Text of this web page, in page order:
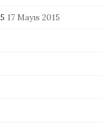
17 Mayıs 2015